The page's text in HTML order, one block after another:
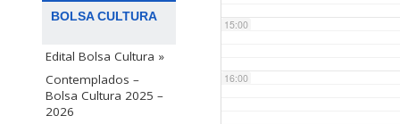
BOLSA CULTURA
Edital Bolsa Cultura »
Contemplados –
Bolsa Cultura 2025 –
2026
15:00
16:00